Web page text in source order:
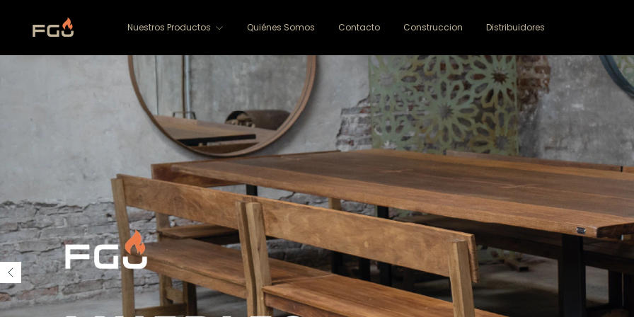
Nuestros Productos Quiénes Somos Contacto Construccion Distribuidores